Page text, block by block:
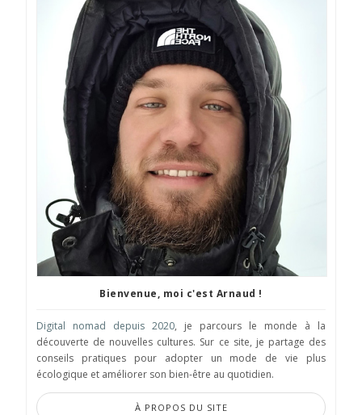
Bienvenue, moi c'est Arnaud !
Digital nomad depuis 2020, je parcours le monde à la
découverte de nouvelles cultures. Sur ce site, je partage des
conseils pratiques pour adopter un mode de vie plus
écologique et améliorer son bien-être au quotidien.
À PROPOS DU SITE